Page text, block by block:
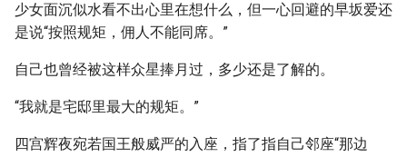
少女面沉似水看不出心里在想什么，但一心回避的早坂爱还
是说“按照规矩，佣人不能同席。”
自己也曾经被这样众星捧月过，多少还是了解的。
“我就是宅邸里最大的规矩。”
四宫辉夜宛若国王般威严的入座，指了指自己邻座“那边